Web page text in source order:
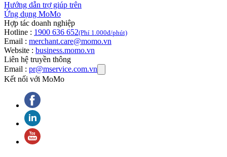
Hướng dẫn trợ giúp trên
Ứng dụng MoMo
Hợp tác doanh nghiệp
Hotline : 1900 636 652(Phí 1.000đ/phút)
Email : merchant.care@momo.vn
Website : business.momo.vn
Liên hệ truyền thông
Email : pr@mservice.com.vn
Kết nối với MoMo